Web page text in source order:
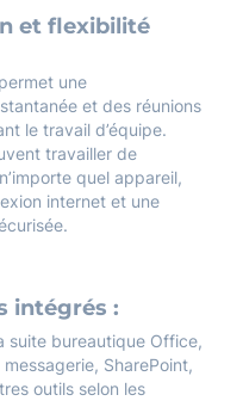
et flexibilité
une
et des réunions
le travail d’équipe.
travailler de
quel appareil,
internet et une
intégrés :
suite bureautique Office,
SharePoint,
outils selon les